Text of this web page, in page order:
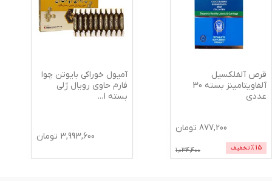
قرص آلفلکسیل
آلفاویتامینز بسته 30
عددی
877,200 تومان
15 % تخفیف 1,034,400
آمپول خوراکی بایوتن چوا
فارم حاوی رویال ژلی
بسته 1 ...
3,993,600 تومان